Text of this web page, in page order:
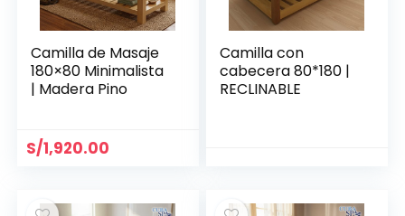
Camilla de Masaje
180×80 Minimalista
| Madera Pino
S/1,920.00
Camilla con
cabecera 80*180 |
RECLINABLE